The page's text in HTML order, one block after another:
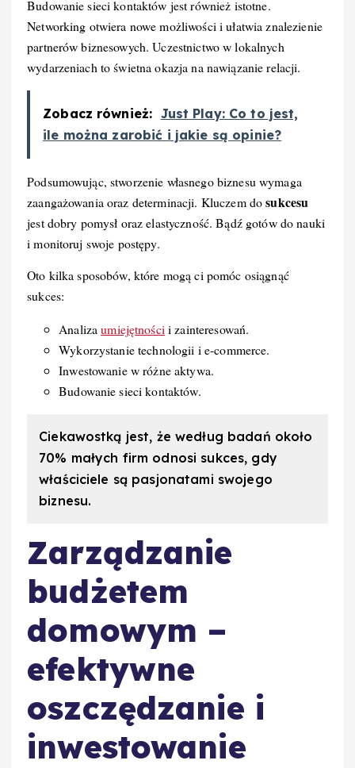
Budowanie sieci kontaktów jest również istotne.
Networking otwiera nowe możliwości i ułatwia znalezienie
partnerów biznesowych. Uczestnictwo w lokalnych
wydarzeniach to świetna okazja na nawiązanie relacji.
Zobacz również: Just Play: Co to jest,
ile można zarobić i jakie są opinie?
Podsumowując, stworzenie własnego biznesu wymaga
zaangażowania oraz determinacji. Kluczem dosukcesu
jest dobry pomysł oraz elastyczność. Bądź gotów do nauki
i monitoruj swoje postępy.
Oto kilka sposobów, które mogą ci pomóc osiągnąć
sukces:
Analizaumiejętności i zainteresowań.
Wykorzystanie technologii i e-commerce.
Inwestowanie w różne aktywa.
Budowanie sieci kontaktów.
Ciekawostką jest, że według badań około
70% małych firm odnosi sukces, gdy
właściciele są pasjonatami swojego
biznesu.
Zarządzanie
budżetem
domowym –
efektywne
oszczędzanie i
inwestowanie